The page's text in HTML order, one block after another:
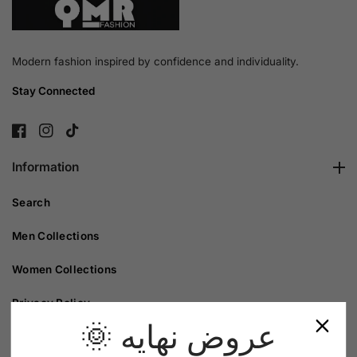
Modern fashion inspired by confidence and individuality.
Stay Connected
FB IN TikTok
Information
Search
Men Collections
Women Collections
Privacy Policy
Refund Policy🌞 عروض نهايه